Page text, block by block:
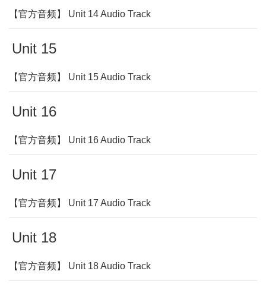
【官方音频】 Unit 14 Audio Track
Unit 15
【官方音频】 Unit 15 Audio Track
Unit 16
【官方音频】 Unit 16 Audio Track
Unit 17
【官方音频】 Unit 17 Audio Track
Unit 18
【官方音频】 Unit 18 Audio Track